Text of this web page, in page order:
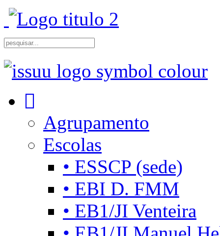
Agrupamento
Escolas
• ESSCP (sede)
• EBI D. FMM
• EB1/JI Venteira